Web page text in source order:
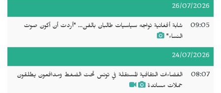
26/07/2026
09:05
شابة أفغانية تواجه سياسيات طالبان بالفن... "أردت أن أكون صوت
النساء"
24/07/2026
08:07
الفضاءات الثقافية المستقلة في تونس تحت الضغط ومدافعون يطلقون
حملات مساندة